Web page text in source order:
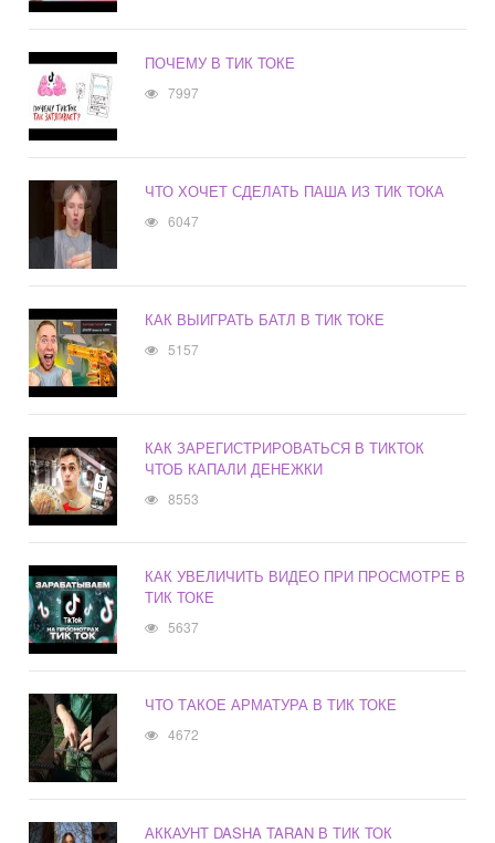
ПОЧЕМУ В ТИК ТОКЕ
7997
ЧТО ХОЧЕТ СДЕЛАТЬ ПАША ИЗ ТИК ТОКА
6047
КАК ВЫИГРАТЬ БАТЛ В ТИК ТОКЕ
5157
КАК ЗАРЕГИСТРИРОВАТЬСЯ В ТИКТОК
ЧТОБ КАПАЛИ ДЕНЕЖКИ
8553
КАК УВЕЛИЧИТЬ ВИДЕО ПРИ ПРОСМОТРЕ В
ТИК ТОКЕ
5637
ЧТО ТАКОЕ АРМАТУРА В ТИК ТОКЕ
4672
АККАУНТ DASHA TARAN В ТИК ТОК